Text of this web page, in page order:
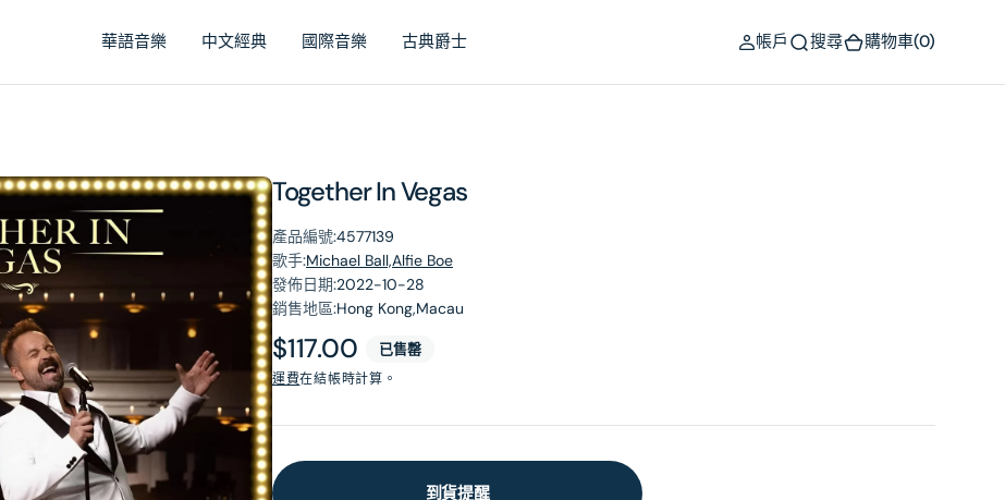
華語音樂 中文經典 國際音樂 古典爵士 帳戶 搜尋 購物車(0)
Together In Vegas
產品編號:4577139
歌手:Michael Ball,Alfie Boe
發佈日期:2022-10-28
銷售地區:Hong Kong,Macau
原
價
$117.00 已售罄
運費在結帳時計算。
到貨提醒
相